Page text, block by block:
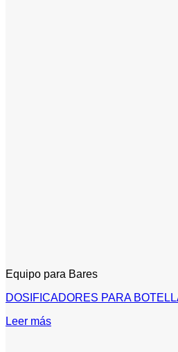
Equipo para Bares
DOSIFICADORES PARA
Leer más